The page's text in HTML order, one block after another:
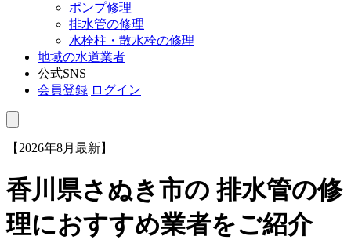
ポンプ修理
排水管の修理
水栓柱・散水栓の修理
地域の水道業者
公式SNS
会員登録 ログイン
【2026年8月最新】
香川県さぬき市の 排水管の修
理におすすめ業者をご紹介